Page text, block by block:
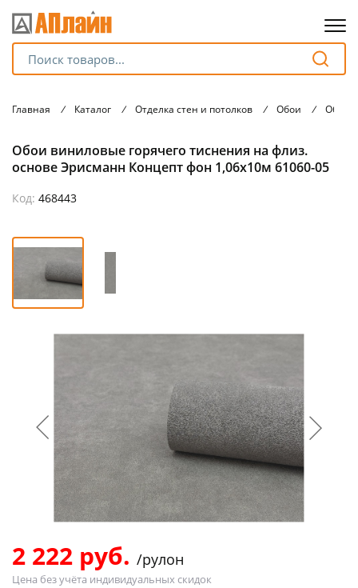
Главная / Каталог / Отделка стен и потолков / Обои / Обои
Обои виниловые горячего тиснения на флиз.
основе Эрисманн Концепт фон 1,06х10м 61060-05
Код: 468443
2 222 руб. /рулон
Цена без учёта индивидуальных скидок
оплатуна части
без переплат
График платежей
25%
Добавляйте товары
в корзину
Оплачивайте сегодня только
25% картой любого банка
Получайте товар
выбранный способом